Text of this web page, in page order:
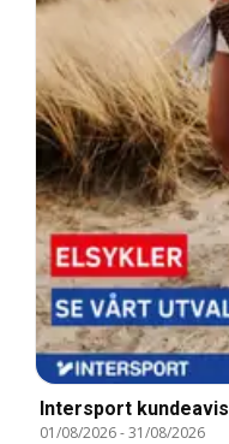
Intersport kundeavis
01/08/2026-31/08/2026